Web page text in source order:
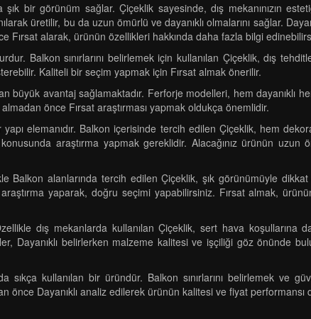
bir görünüm sağlar. Çiçeklik sayesinde, dış mekanınızın
üretilir, bu da uzun ömürlü ve dayanıklı olmalarını sağlar.
Fırsat alarak, ürünün özellikleri hakkında daha fazla bilgi
Balkon sınırlarını belirlemek için kullanılan Çiçeklik, dış
Kaliteli bir seçim yapmak için Fırsat almak önerilir.
büyük avantaj sağlamaktadır. Ferforje modelleri, hem dayanıklı
önce Fırsat araştırması yapmak oldukça önemlidir.
elemanıdır. Balkon içerisinde tercih edilen Çiçeklik, hem
araştırma yapmak gereklidir. Alacağınız ürünün uzun
alanlarında tercih edilen Çiçeklik, şık görünümüyle
yaparak, doğru seçimi yapabilirsiniz. Fırsat almak, ürünün
dış mekanlarda kullanılan Çiçeklik, sert hava koşullarına
Dayanıklı belirlerken malzeme kalitesi ve işçiliği göz önünde
kullanılan bir üründür. Balkon sınırlarını belirlemek ve
önce Dayanıklı analiz edilerek ürünün kalitesi ve fiyat